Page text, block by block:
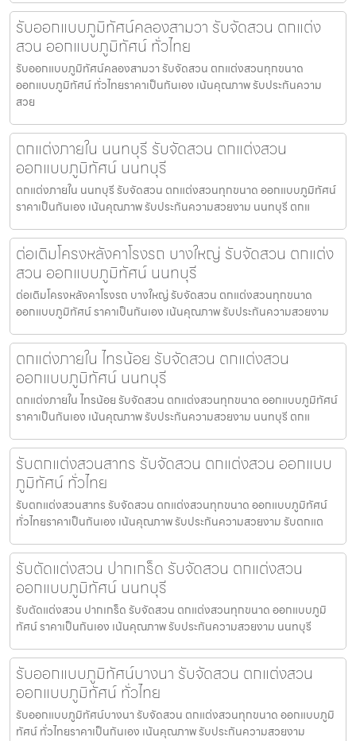
รับออกแบบภูมิทัศน์คลองสามวา รับจัดสวน ตกแต่ง
สวน ออกแบบภูมิทัศน์ ทั่วไทย
รับออกแบบภูมิทัศน์คลองสามวา รับจัดสวน ตกแต่งสวนทุกขนาด
ออกแบบภูมิทัศน์ ทั่วไทยราคาเป็นกันเอง เน้นคุณภาพ รับประกันความ
สวย
ตกแต่งภายใน นนทบุรี รับจัดสวน ตกแต่งสวน
ออกแบบภูมิทัศน์ นนทบุรี
ตกแต่งภายใน นนทบุรี รับจัดสวน ตกแต่งสวนทุกขนาด ออกแบบภูมิทัศน์
ราคาเป็นกันเอง เน้นคุณภาพ รับประกันความสวยงาม นนทบุรี ตกแ
ต่อเติมโครงหลังคาโรงรถ บางใหญ่ รับจัดสวน ตกแต่ง
สวน ออกแบบภูมิทัศน์ นนทบุรี
ต่อเติมโครงหลังคาโรงรถ บางใหญ่ รับจัดสวน ตกแต่งสวนทุกขนาด
ออกแบบภูมิทัศน์ ราคาเป็นกันเอง เน้นคุณภาพ รับประกันความสวยงาม
ตกแต่งภายใน ไทรน้อย รับจัดสวน ตกแต่งสวน
ออกแบบภูมิทัศน์ นนทบุรี
ตกแต่งภายใน ไทรน้อย รับจัดสวน ตกแต่งสวนทุกขนาด ออกแบบภูมิทัศน์
ราคาเป็นกันเอง เน้นคุณภาพ รับประกันความสวยงาม นนทบุรี ตกแ
รับตกแต่งสวนสาทร รับจัดสวน ตกแต่งสวน ออกแบบ
ภูมิทัศน์ ทั่วไทย
รับตกแต่งสวนสาทร รับจัดสวน ตกแต่งสวนทุกขนาด ออกแบบภูมิทัศน์
ทั่วไทยราคาเป็นกันเอง เน้นคุณภาพ รับประกันความสวยงาม รับตกแต
รับตัดแต่งสวน ปากเกร็ด รับจัดสวน ตกแต่งสวน
ออกแบบภูมิทัศน์ นนทบุรี
รับตัดแต่งสวน ปากเกร็ด รับจัดสวน ตกแต่งสวนทุกขนาด ออกแบบภูมิ
ทัศน์ ราคาเป็นกันเอง เน้นคุณภาพ รับประกันความสวยงาม นนทบุรี
รับออกแบบภูมิทัศน์บางนา รับจัดสวน ตกแต่งสวน
ออกแบบภูมิทัศน์ ทั่วไทย
รับออกแบบภูมิทัศน์บางนา รับจัดสวน ตกแต่งสวนทุกขนาด ออกแบบภูมิ
ทัศน์ ทั่วไทยราคาเป็นกันเอง เน้นคุณภาพ รับประกันความสวยงาม